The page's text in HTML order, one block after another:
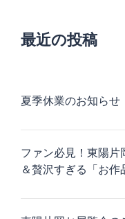
最近の投稿
夏季休業のお知らせ
ファン必見！東陽片
＆贅沢すぎる「お